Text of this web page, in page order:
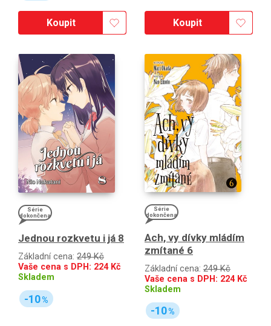
Koupit Koupit
Série
dokončena
Jednou rozkvetu i já 8
Základní cena: 249 Kč
Vaše cena s DPH: 224Kč
Skladem
-10%
Série
dokončena
Ach, vy dívky mládím
zmítané 6
Základní cena: 249 Kč
Vaše cena s DPH: 224Kč
Skladem
-10%